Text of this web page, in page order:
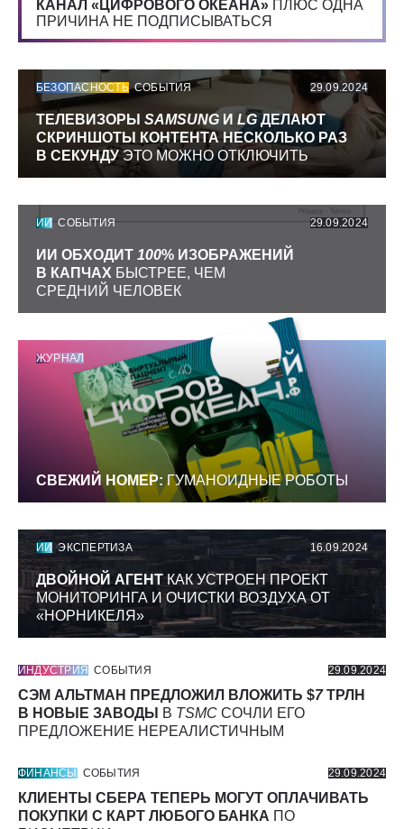
КАНАЛ «ЦИФРОВОГО ОКЕАНА» ПЛЮС ОДНА
ПРИЧИНА НЕ ПОДПИСЫВАТЬСЯ
БЕЗОПАСНОСТЬ СОБЫТИЯ 29.09.2024
ТЕЛЕВИЗОРЫ SAMSUNG И LGДЕЛАЮТ
СКРИНШОТЫ КОНТЕНТА НЕСКОЛЬКО РАЗ
В СЕКУНДУЭТО МОЖНО ОТКЛЮЧИТЬ
ИИ СОБЫТИЯ 29.09.2024
ИИ ОБХОДИТ 100% ИЗОБРАЖЕНИЙ
В КАПЧАХ БЫСТРЕЕ, ЧЕМ
СРЕДНИЙ ЧЕЛОВЕК
ЖУРНАЛ
СВЕЖИЙ НОМЕР: ГУМАНОИДНЫЕ РОБОТЫ
ИИ ЭКСПЕРТИЗА 16.09.2024
ДВОЙНОЙ АГЕНТКАК УСТРОЕН ПРОЕКТ
МОНИТОРИНГА И ОЧИСТКИ ВОЗДУХА ОТ
«НОРНИКЕЛЯ»
ИНДУСТРИЯ СОБЫТИЯ 29.09.2024
СЭМ АЛЬТМАН ПРЕДЛОЖИЛ ВЛОЖИТЬ $7ТРЛН
В НОВЫЕ ЗАВОДЫ
В TSMC СОЧЛИ ЕГО
ПРЕДЛОЖЕНИЕ НЕРЕАЛИСТИЧНЫМ
ФИНАНСЫ СОБЫТИЯ 29.09.2024
КЛИЕНТЫ СБЕРА ТЕПЕРЬ МОГУТ ОПЛАЧИВАТЬ
ПОКУПКИ С КАРТ ЛЮБОГО БАНКА ПО